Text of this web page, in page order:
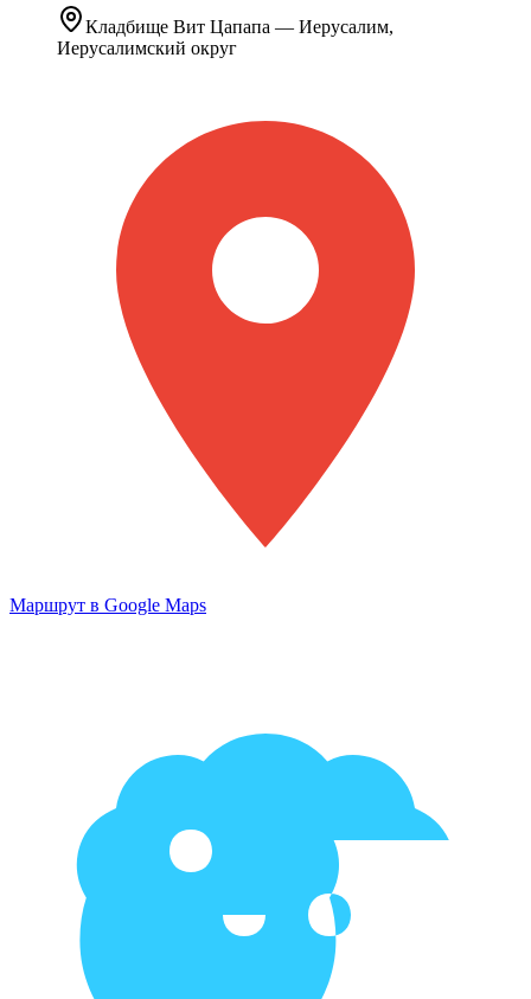
Кладбище Вит Цапапа — Иерусалим,
Иерусалимский округ
Маршрут в Google Maps